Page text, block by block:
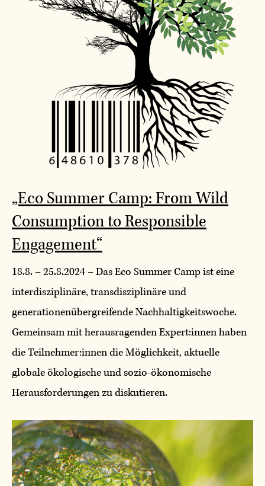
„Eco Summer Camp: From Wild
Consumption to Responsible
Engagement“
18.8. – 25.8.2024 – Das Eco Summer Camp ist eine
interdisziplinäre, transdisziplinäre und
generationenübergreifende Nachhaltigkeitswoche.
Gemeinsam mit herausragenden Expert:innen haben
die Teilnehmer:innen die Möglichkeit, aktuelle
globale ökologische und sozio-ökonomische
Herausforderungen zu diskutieren.